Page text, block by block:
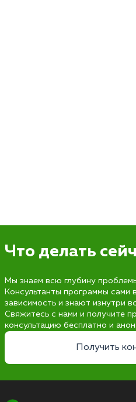
Что делать
Мы знаем всю глубину
Консультанты программы сами
зависимость и знают изнутри
Свяжитесь с нами и получите
консультацию бесплатно и
Получить